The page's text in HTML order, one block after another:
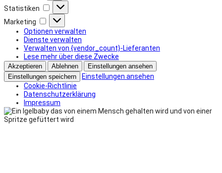
Statistiken Statistiken
Marketing
Marketing
Optionen verwalten
Dienste verwalten
Verwalten von {vendor_count}-Lieferanten
Lese mehr über diese Zwecke
Akzeptieren Ablehnen
Einstellungen ansehen
Einstellungen speichern
Einstellungen ansehen
Cookie-Richtlinie
Datenschutzerklärung
Impressum
Zum
Inhalt